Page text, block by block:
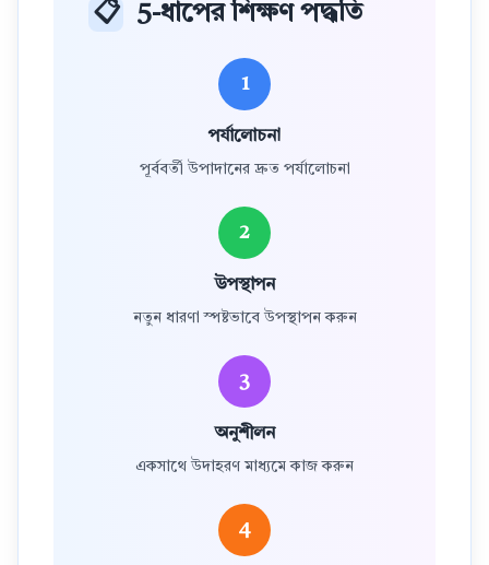
📋 5-ধাপের শিক্ষণ পদ্ধতি
1
পর্যালোচনা
পূর্ববর্তী উপাদানের দ্রুত পর্যালোচনা
2
উপস্থাপন
নতুন ধারণা স্পষ্টভাবে উপস্থাপন করুন
3
অনুশীলন
একসাথে উদাহরণ মাধ্যমে কাজ করুন
4